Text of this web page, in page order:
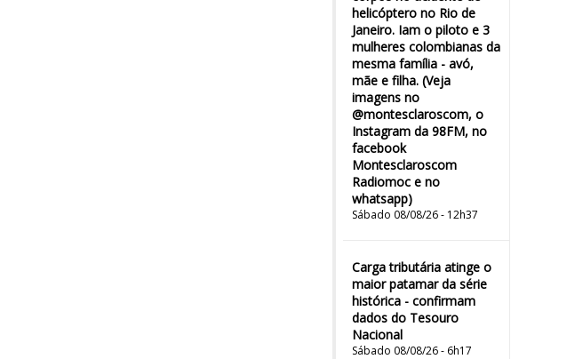
helicóptero no Rio de
Janeiro. Iam o piloto e 3
mulheres colombianas da
mesma família - avó,
mãe e filha. (Veja
imagens no
@montesclaroscom, o
Instagram da 98FM, no
facebook
Montesclaroscom
Radiomoc e no
whatsapp)
Sábado 08/08/26 - 12h37
Carga tributária atinge o
maior patamar da série
histórica - confirmam
dados do Tesouro
Nacional
Sábado 08/08/26 - 6h17